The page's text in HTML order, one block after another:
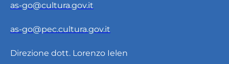
as-go@cultura.gov.it
as-go@pec.cultura.gov.it
Direzione dott. Lorenzo Ielen